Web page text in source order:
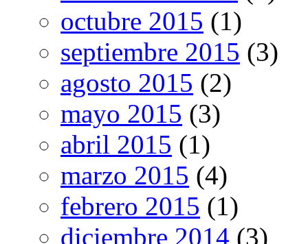
octubre 2015 (1)
septiembre 2015 (3)
agosto 2015 (2)
mayo 2015 (3)
abril 2015 (1)
marzo 2015 (4)
febrero 2015 (1)
diciembre 2014 (3)